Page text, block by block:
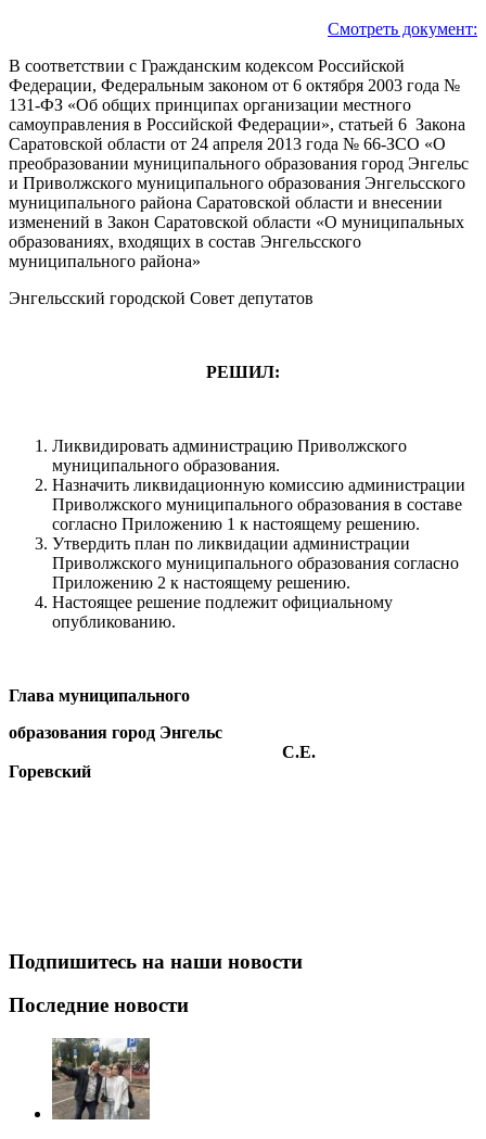
Смотреть документ:
В соответствии с Гражданским кодексом Российской
Федерации, Федеральным законом от 6 октября 2003 года №
131-ФЗ «Об общих принципах организации местного
самоуправления в Российской Федерации», статьей 6 Закона
Саратовской области от 24 апреля 2013 года № 66-ЗСО «О
преобразовании муниципального образования город Энгельс
и Приволжского муниципального образования Энгельсского
муниципального района Саратовской области и внесении
изменений в Закон Саратовской области «О муниципальных
образованиях, входящих в состав Энгельсского
муниципального района»
Энгельсский городской Совет депутатов
РЕШИЛ:
Ликвидировать администрацию Приволжского
муниципального образования.
Назначить ликвидационную комиссию администрации
Приволжского муниципального образования в составе
согласно Приложению 1 к настоящему решению.
Утвердить план по ликвидации администрации
Приволжского муниципального образования согласно
Приложению 2 к настоящему решению.
Настоящее решение подлежит официальному
опубликованию.
Глава муниципального
образования город Энгельс
С.Е.
Горевский
Подпишитесь на наши новости
Последние новости